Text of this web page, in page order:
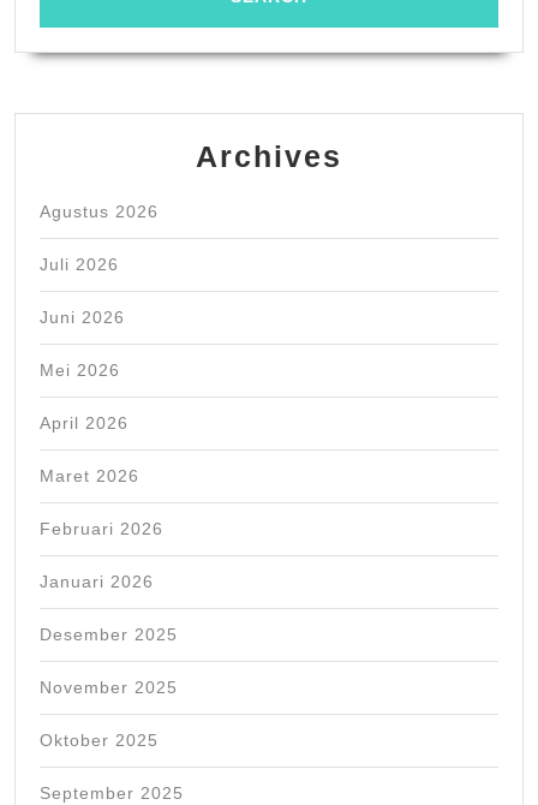
Archives
Agustus 2026
Juli 2026
Juni 2026
Mei 2026
April 2026
Maret 2026
Februari 2026
Januari 2026
Desember 2025
November 2025
Oktober 2025
September 2025